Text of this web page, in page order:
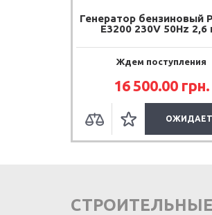
Генератор бензиновый
E3200 230V 50Hz 2,6
Ждем поступления
16 500.00 грн.